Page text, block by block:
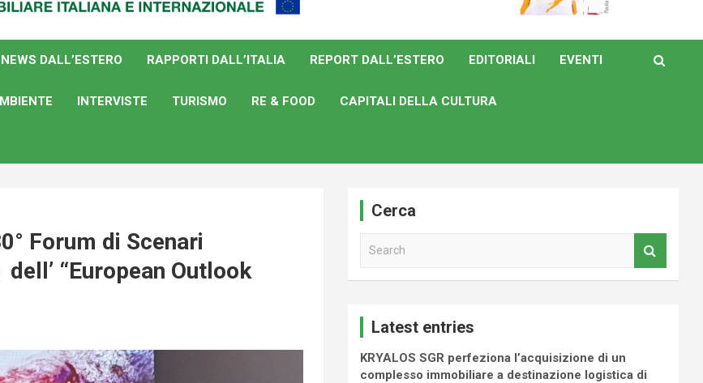
NEWS DALL’ESTERO RAPPORTI DALL’ITALIA REPORT DALL’ESTERO EDITORIALI EVENTI
INTERVISTE TURISMO RE & FOOD CAPITALI DELLA CULTURA
Forum di Scenari
“European Outlook
Cerca
Latest entries
KRYALOS SGR perfeziona l’acquisizione di un
complesso immobiliare a destinazione logistica di